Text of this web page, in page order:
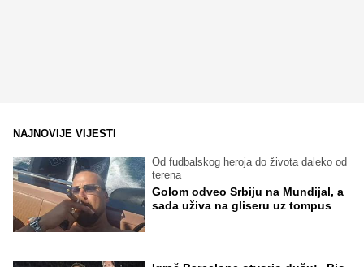
NAJNOVIJE VIJESTI
Od fudbalskog heroja do života daleko od
terena
Golom odveo Srbiju na Mundijal, a
sada uživa na gliseru uz tompus